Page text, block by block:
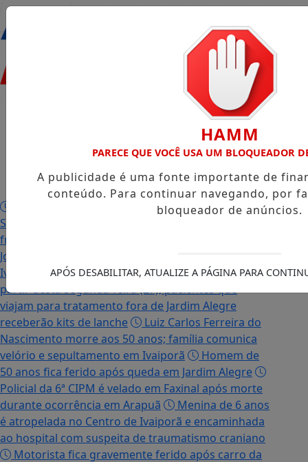
Início/
Notícias
Vídeos/
Álbuns/
Obituário/
Morre em Jardim Alegre Osvaldo Pedro dos
Santos, o “Neguinho da Coxinha”, que viralizou com
frase reproduzida por Zé Neto e outros artistas
Jovem de 28 anos morre após passar mal em
Ivaiporã; causas da morte serão investigadas
A
partir desta segunda-feira (27), pacientes que
viajam para tratamento fora de Jardim Alegre
receberão kits de lanche
Luiz Carlos Ferreira do
Nascimento morre aos 50 anos; família comunica
velório e sepultamento em Ivaiporã
Homem de
50 anos fica ferido após queda em Jardim Alegre
Policial da 6ª CIPM é velado em Faxinal após morte
durante ocorrência em Arapuã
Menina de 6 anos
é atropelada no Centro de Ivaiporã e encaminhada
ao hospital com suspeita de traumatismo craniano
Motorista fica gravemente ferido após carro da
HAMM
PARECE QUE VOCÊ USA UM BLOQUEADOR
A publicidade é uma fonte importante de
conteúdo. Para continuar navegando, por
bloqueador de anúncios.
APÓS DESABILITAR, ATUALIZE A PÁGINA PARA